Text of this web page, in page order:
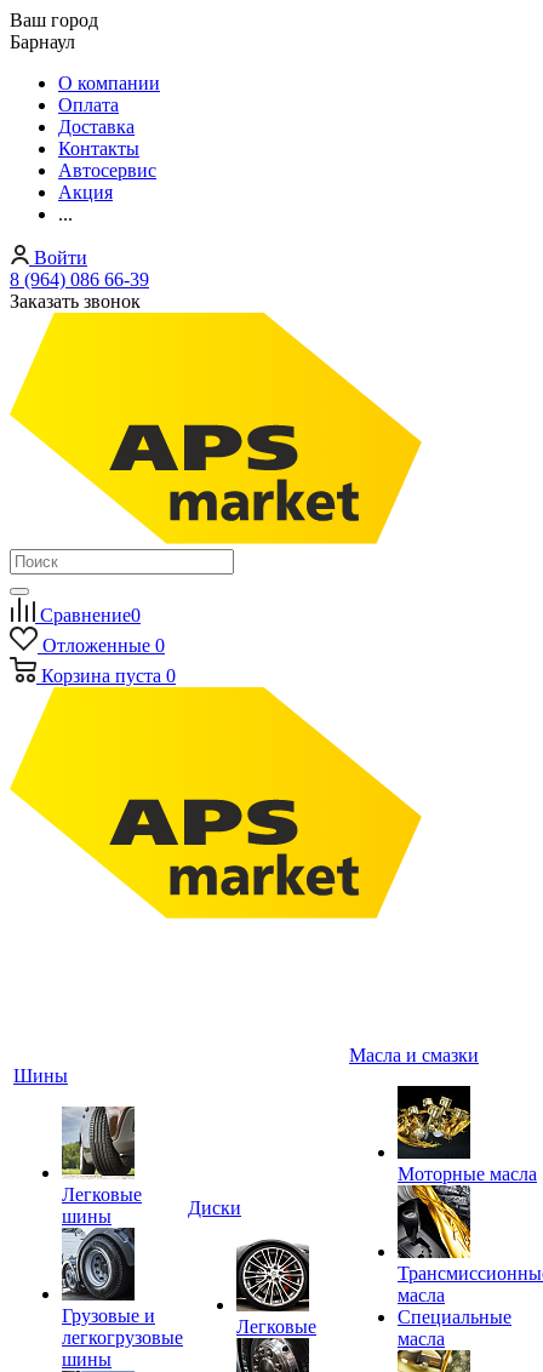
Ваш город
Барнаул
О компании
Оплата
Доставка
Контакты
Автосервис
Акция
...
Войти
8 (964) 086 66-39
Заказать звонок
Сравнение0
Отложенные 0
Корзина пуста 0
Шины
Легковые
шины
Грузовые и
легкогрузовые
шины
Диски
Легковые
Масла и смазки
Моторные масла
масла
Специальные
масла